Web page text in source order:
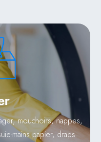
mouchoirs, nappes,
mains papier, draps